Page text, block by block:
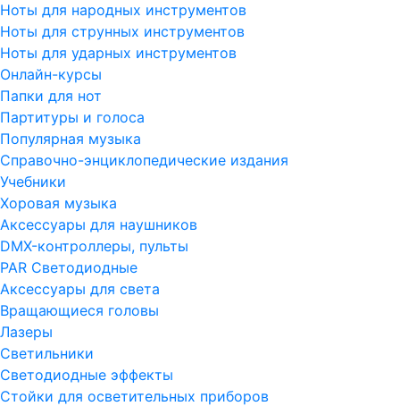
Ноты для народных инструментов
Ноты для струнных инструментов
Ноты для ударных инструментов
Онлайн-курсы
Папки для нот
Партитуры и голоса
Популярная музыка
Справочно-энциклопедические издания
Учебники
Хоровая музыка
Аксессуары для наушников
DMX-контроллеры, пульты
PAR Светодиодные
Аксессуары для света
Вращающиеся головы
Лазеры
Светильники
Светодиодные эффекты
Стойки для осветительных приборов